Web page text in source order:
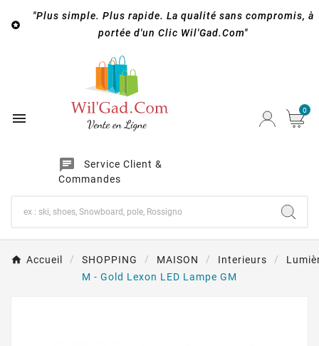

"Plus simple. Plus rapide. La qualité sans compromis, à
portée d'un Clic Wil'Gad.Com"

chat
Service Client &
Commandes
0
Accueil SHOPPING MAISON Interieurs
M - Gold Lexon LED Lampe GM